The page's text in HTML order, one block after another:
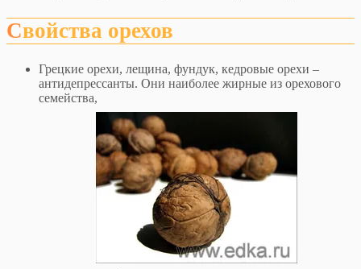
Свойства орехов
Грецкие орехи, лещина, фундук, кедровые орехи –
антидепрессанты. Они наиболее жирные из орехового
семейства,